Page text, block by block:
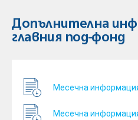
Допълнителна
главния под-фонд
Месечна
Месечна